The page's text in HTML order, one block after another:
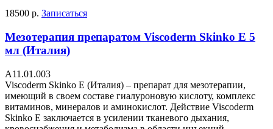
18500 р. Записаться
Мезотерапия препаратом Viscoderm Skinko E 5
мл (Италия)
А11.01.003
Viscoderm Skinko Е (Италия) – препарат для мезотерапии,
имеющий в своем составе гиалуроновую кислоту, комплекс
витаминов, минералов и аминокислот. Действие Viscoderm
Skinko Е заключается в усилении тканевого дыхания,